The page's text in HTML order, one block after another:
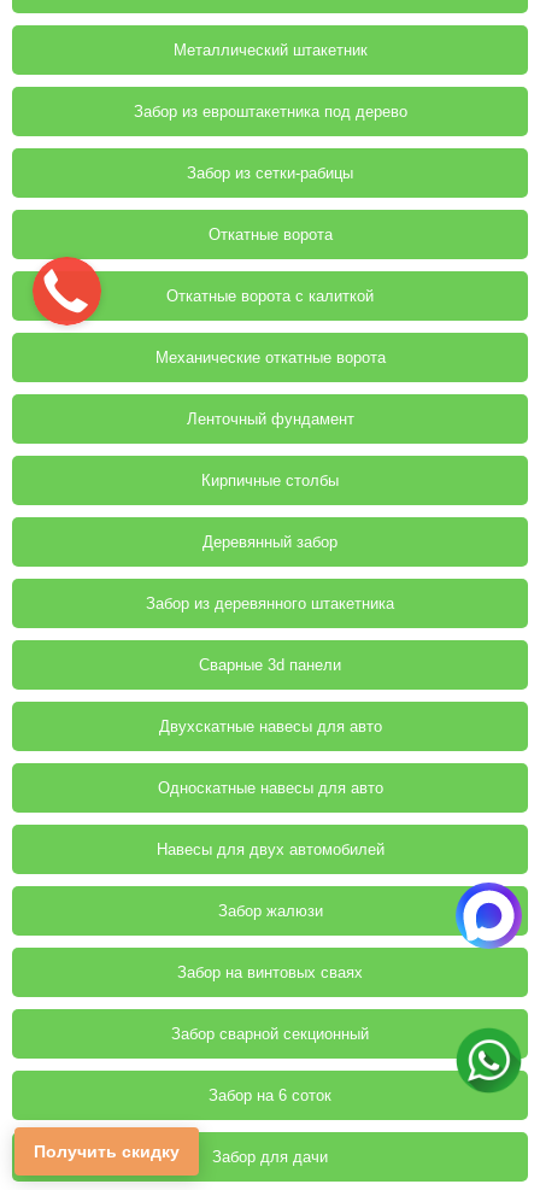
Металлический штакетник
Забор из евроштакетника под дерево
Забор из сетки-рабицы
Откатные ворота
Откатные ворота с калиткой
Механические откатные ворота
Ленточный фундамент
Кирпичные столбы
Деревянный забор
Забор из деревянного штакетника
Сварные 3d панели
Двухскатные навесы для авто
Односкатные навесы для авто
Навесы для двух автомобилей
Забор жалюзи
Забор на винтовых сваях
Забор сварной секционный
Забор на 6 соток
Забор для дачи
Получить скидку